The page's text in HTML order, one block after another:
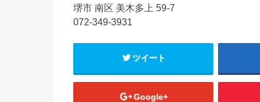
堺市 南区 美木多上 59-7
072-349-3931
ツイート
Google+